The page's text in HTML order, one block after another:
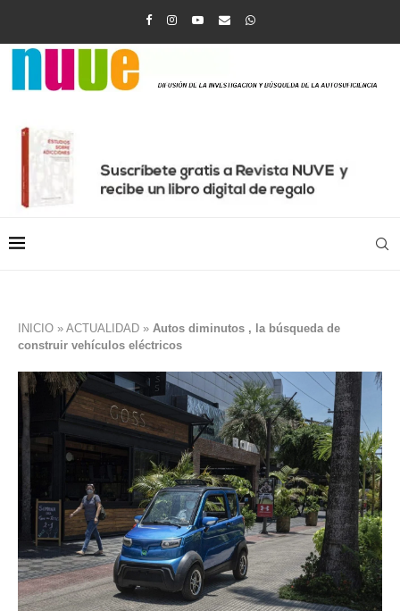
INICIO » ACTUALIDAD » Autos diminutos , la búsqueda de
construir vehículos eléctricos